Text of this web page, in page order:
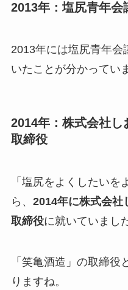
2013年：塩尻青年会
2013年には塩尻青年会
いたことが分かってい
2014年：株式会社し
取締役
「塩尻をよくしたい
ら、 2014年に株式会社
取締役に就いていまし
「笑亀酒造」の取締
りますね。